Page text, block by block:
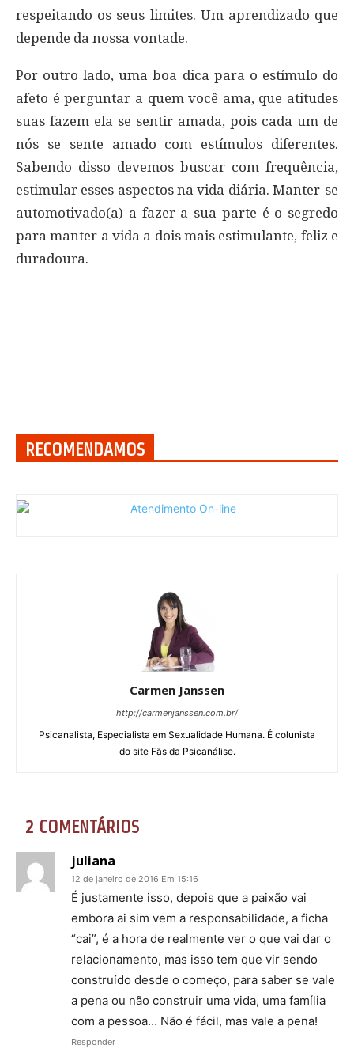
respeitando os seus limites. Um aprendizado que
depende da nossa vontade.
Por outro lado, uma boa dica para o estímulo do
afeto é perguntar a quem você ama, que atitudes
suas fazem ela se sentir amada, pois cada um de
nós se sente amado com estímulos diferentes.
Sabendo disso devemos buscar com frequência,
estimular esses aspectos na vida diária. Manter-se
automotivado(a) a fazer a sua parte é o segredo
para manter a vida a dois mais estimulante, feliz e
duradoura.
RECOMENDAMOS
Carmen Janssen
http://carmenjanssen.com.br/
Psicanalista, Especialista em Sexualidade Humana. É colunista
do site Fãs da Psicanálise.
2 COMENTÁRIOS
juliana
12 de janeiro de 2016 Em 15:16
É justamente isso, depois que a paixão vai
embora ai sim vem a responsabilidade, a ficha
“cai”, é a hora de realmente ver o que vai dar o
relacionamento, mas isso tem que vir sendo
construído desde o começo, para saber se vale
a pena ou não construir uma vida, uma família
com a pessoa… Não é fácil, mas vale a pena!
Responder